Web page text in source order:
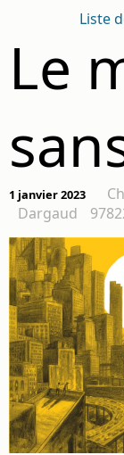
Liste
Le
1 janvier 2023
Dargaud